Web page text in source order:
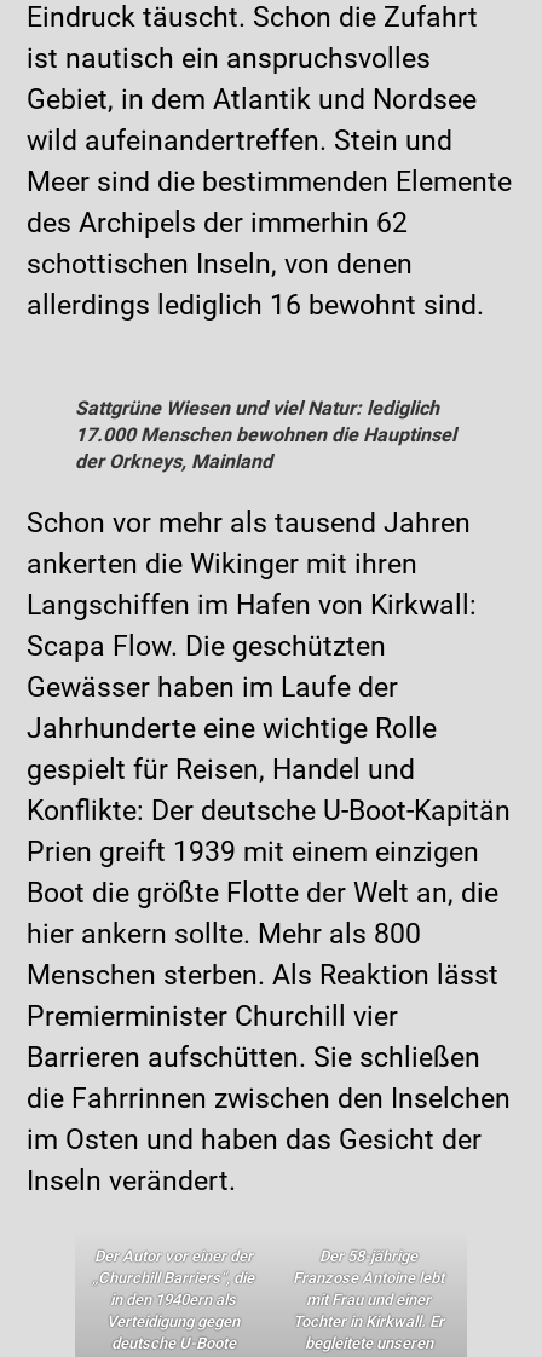
Eindruck täuscht. Schon die Zufahrt
ist nautisch ein anspruchsvolles
Gebiet, in dem Atlantik und Nordsee
wild aufeinandertreffen. Stein und
Meer sind die bestimmenden Elemente
des Archipels der immerhin 62
schottischen Inseln, von denen
allerdings lediglich 16 bewohnt sind.
Sattgrüne Wiesen und viel Natur: lediglich
17.000 Menschen bewohnen die Hauptinsel
der Orkneys, Mainland
Schon vor mehr als tausend Jahren
ankerten die Wikinger mit ihren
Langschiffen im Hafen von Kirkwall:
Scapa Flow. Die geschützten
Gewässer haben im Laufe der
Jahrhunderte eine wichtige Rolle
gespielt für Reisen, Handel und
Konflikte: Der deutsche U-Boot-Kapitän
Prien greift 1939 mit einem einzigen
Boot die größte Flotte der Welt an, die
hier ankern sollte. Mehr als 800
Menschen sterben. Als Reaktion lässt
Premierminister Churchill vier
Barrieren aufschütten. Sie schließen
die Fahrrinnen zwischen den Inselchen
im Osten und haben das Gesicht der
Inseln verändert.
Der Autor vor einer der
„Churchill Barriers“, die
in den 1940ern als
Verteidigung gegen
deutsche U-Boote
Der 58-jährige
Franzose Antoine lebt
mit Frau und einer
Tochter in Kirkwall. Er
begleitete unseren